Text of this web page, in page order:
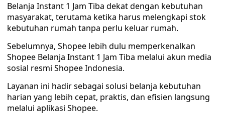
Belanja Instant 1 Jam Tiba dekat dengan kebutuhan
masyarakat, terutama ketika harus melengkapi stok
kebutuhan rumah tanpa perlu keluar rumah.
Sebelumnya, Shopee lebih dulu memperkenalkan
Shopee Belanja Instant 1 Jam Tiba melalui akun media
sosial resmi Shopee Indonesia.
Layanan ini hadir sebagai solusi belanja kebutuhan
harian yang lebih cepat, praktis, dan efisien langsung
melalui aplikasi Shopee.